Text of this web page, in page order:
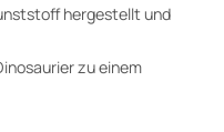
hergestellt und
zu einem